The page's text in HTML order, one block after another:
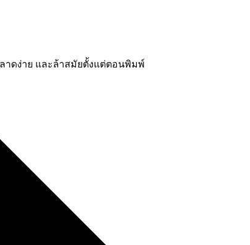
ดง่าย และล้าสมัยตั้งแต่ตอนพิมพ์